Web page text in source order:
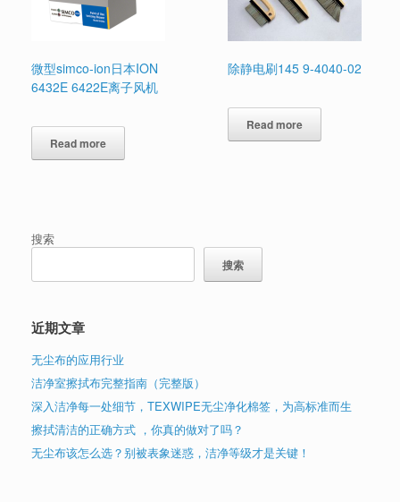
微型simco-ion日本ION
6432E 6422E离子风机
Read more
除静电刷145 9-4040-02
Read more
搜索
搜索
近期文章
无尘布的应用行业
洁净室擦拭布完整指南（完整版）
深入洁净每一处细节，TEXWIPE无尘净化棉签，为高标准而生
擦拭清洁的正确方式 ，你真的做对了吗？
无尘布该怎么选？别被表象迷惑，洁净等级才是关键！